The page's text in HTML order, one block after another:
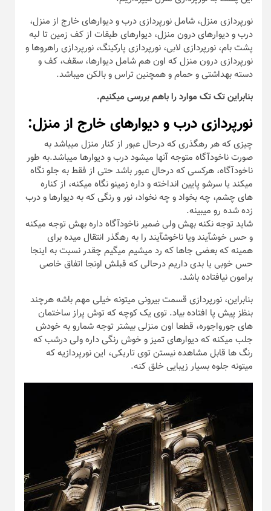
نورپردازی منزل، شامل نورپردازی درب و دیوارهای خارج از منزل،
درب و دیوارهای درون منزل، دیوارهای طبقات از کف زمین تا لبه
پشت بام، نورپردازی لابی، نورپردازی پارکینگ، نورپردازی راهروها و
نورپردازی درون منزل که اون هم شامل دیوارها، سقف، کف و
دسته بهداشتی و حمام و همچنین تراس و بالکن میباشد.
بنابراین تک تک موارد را باهم بررسی میکنیم.
نورپردازی درب و دیوارهای خارج از منزل:
چیزی که هر رهگذری که درحال عبور از کنار منزل میباشد به
صورت ناخودآگاه متوجه آنها میشود درب و دیوارها میباشد.به طور
ناخودآگاه، هرکسی که درحال عبور باشد حتی از فقط به جلو نگاه
میکند یا سرشو پایین انداخته و داره زمینو نگاه میکنه، از کناره
های چشم، چه بخواد و چه نخواد، نور و رنگی که به دیوارها و درب
زده شده رو میبینه.
شاید توجه نکنه بهش ولی ضمیر ناخودآگاه داره بهش توجه میکنه
و حس خوشآیند ویا ناخوشآیند را به رهگذر انتقال میده برای
همینه که بعضی جاها که رد میشیم میگیم چقدر نسبت به اینجا
حس خوبی یا بدی داریم درحالی که قبلش اونجا اتفاق خاصی
برامون نیافتاده باشد.
بنابراین، نورپردازی قسمت بیرونی میتونه خیلی مهم باشه هرچند
بنظز پیش پا افتاده بیاد. توی یک کوچه که توش پراز ساختمان
های جورواجوره، قطعا اون منزلی بیشتر توجه شمارو به خودش
جلب میکنه که دیوارهای تمیز و خوش رنگی داره ولی درشب که
رنگ ها قابل مشاهده نیستن توی تاریکی، این نورپردازیه که
میتونه جلوه بسیار زیبایی خلق کنه.